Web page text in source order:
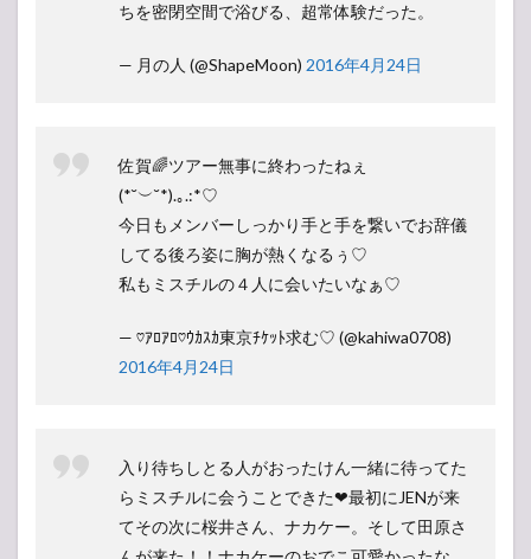
ちを密閉空間で浴びる、超常体験だった。
— 月の人 (@ShapeMoon) 2016年4月24日
佐賀🌈ツアー無事に終わったねぇ
(*˘︶˘*).｡.:*♡
今日もメンバーしっかり手と手を繋いでお辞儀
してる後ろ姿に胸が熱くなるぅ♡
私もミスチルの４人に会いたいなぁ♡
— ♡ｱﾛｱﾛ♡ｳｶｽｶ東京ﾁｹｯﾄ求む♡ (@kahiwa0708)
2016年4月24日
入り待ちしとる人がおったけん一緒に待ってた
らミスチルに会うことできた❤︎最初にJENが来
てその次に桜井さん、ナカケー。そして田原さ